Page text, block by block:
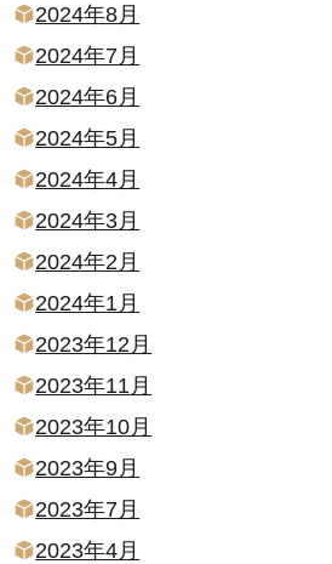
2024年8月
2024年7月
2024年6月
2024年5月
2024年4月
2024年3月
2024年2月
2024年1月
2023年12月
2023年11月
2023年10月
2023年9月
2023年7月
2023年4月